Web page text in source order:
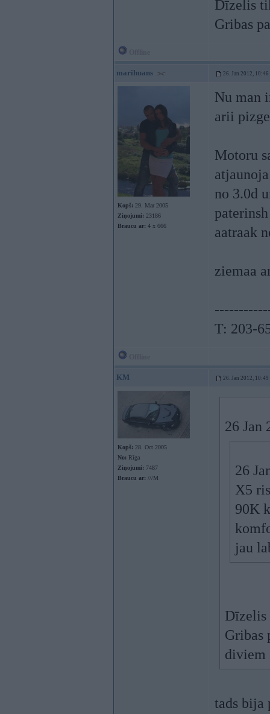
Dīzelis
Gribas
marihuans 26. Jan 2012, 10:46
Kopš: 29. Mar 2005
Ziņojumi: 23186
Braucu ar: 4 x 666
Nu man
arii
Motoru
no 3.0d
aatraak
ziemaa
T: 203-
KM 26. Jan 2012, 10:49
Kopš: 28. Oct 2005
No: Rīga
Ziņojumi: 7487
Braucu ar: ///M
26 Jan
26
X5
90K
jau
Gribas
diviem
tads bija